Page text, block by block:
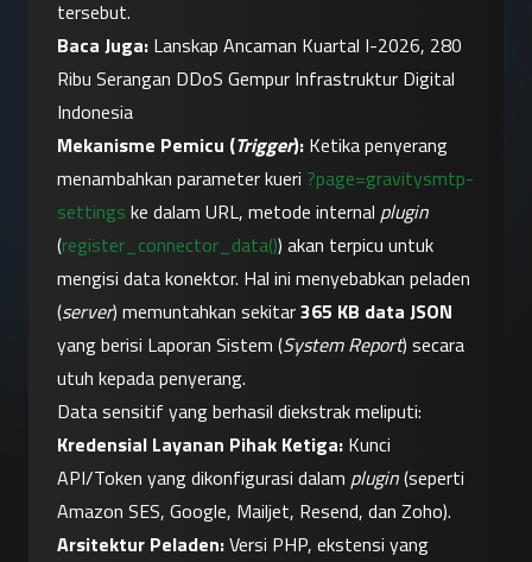
tersebut.
Baca Juga: Lanskap Ancaman Kuartal I-2026, 280
Ribu Serangan DDoS Gempur Infrastruktur Digital
Indonesia
Mekanisme Pemicu (Trigger): Ketika penyerang
menambahkan parameter kueri ?page=gravitysmtp-
settings ke dalam URL, metode internal plugin
(register_connector_data()) akan terpicu untuk
mengisi data konektor. Hal ini menyebabkan peladen
(server) memuntahkan sekitar 365 KB data JSON
yang berisi Laporan Sistem (System Report) secara
utuh kepada penyerang.
Data sensitif yang berhasil diekstrak meliputi:
Kredensial Layanan Pihak Ketiga: Kunci
API/Token yang dikonfigurasi dalam plugin (seperti
Amazon SES, Google, Mailjet, Resend, dan Zoho).
Arsitektur Peladen: Versi PHP, ekstensi yang